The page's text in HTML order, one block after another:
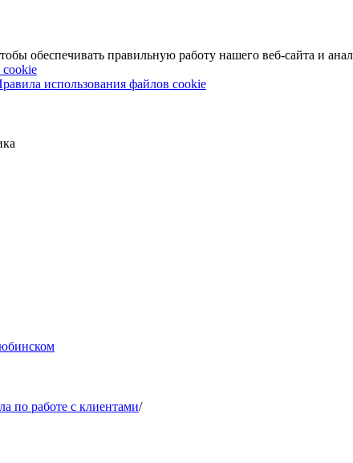
обеспечивать правильную работу нашего веб-сайта и
cookie
использования файлов cookie
по работе с клиентами/